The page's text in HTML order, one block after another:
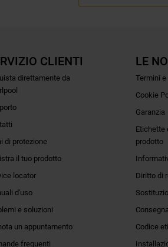
CLIENTI
direttamente da
di protezione
il tuo prodotto
locator
d'uso
e soluzioni
un appuntamento
frequenti
LE
Termini e
Cookie
Garanzia
Etichette
prodotto
Diritto di
Consegna
Codice